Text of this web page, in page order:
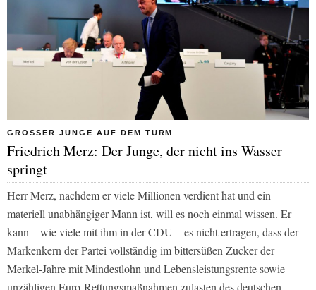
GROSSER JUNGE AUF DEM TURM
Friedrich Merz: Der Junge, der nicht ins Wasser
springt
Herr Merz, nachdem er viele Millionen verdient hat und ein
materiell unabhängiger Mann ist, will es noch einmal wissen. Er
kann – wie viele mit ihm in der CDU – es nicht ertragen, dass der
Markenkern der Partei vollständig im bittersüßen Zucker der
Merkel-Jahre mit Mindestlohn und Lebensleistungsrente sowie
unzähligen Euro-Rettungsmaßnahmen zulasten des deutschen